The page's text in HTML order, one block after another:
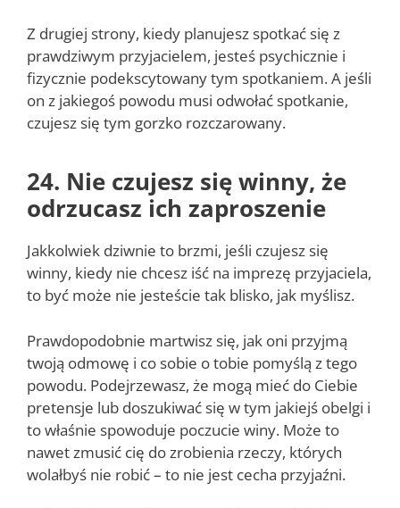
Z drugiej strony, kiedy planujesz spotkać się z
prawdziwym przyjacielem, jesteś psychicznie i
fizycznie podekscytowany tym spotkaniem. A jeśli
on z jakiegoś powodu musi odwołać spotkanie,
czujesz się tym gorzko rozczarowany.
24. Nie czujesz się winny, że
odrzucasz ich zaproszenie
Jakkolwiek dziwnie to brzmi, jeśli czujesz się
winny, kiedy nie chcesz iść na imprezę przyjaciela,
to być może nie jesteście tak blisko, jak myślisz.
Prawdopodobnie martwisz się, jak oni przyjmą
twoją odmowę i co sobie o tobie pomyślą z tego
powodu. Podejrzewasz, że mogą mieć do Ciebie
pretensje lub doszukiwać się w tym jakiejś obelgi i
to właśnie spowoduje poczucie winy. Może to
nawet zmusić cię do zrobienia rzeczy, których
wolałbyś nie robić – to nie jest cecha przyjaźni.